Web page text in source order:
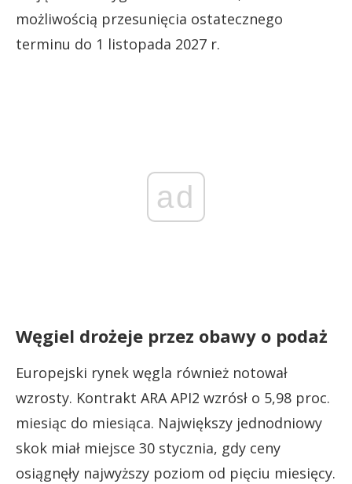
możliwością przesunięcia ostatecznego
terminu do 1 listopada 2027 r.
ad
Węgiel drożeje przez obawy o podaż
Europejski rynek węgla również notował
wzrosty. Kontrakt ARA API2 wzrósł o 5,98 proc.
miesiąc do miesiąca. Największy jednodniowy
skok miał miejsce 30 stycznia, gdy ceny
osiągnęły najwyższy poziom od pięciu miesięcy.